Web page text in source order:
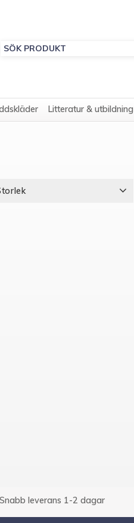
Litteratur & utbildning
Snabb leverans 1-2 dagar